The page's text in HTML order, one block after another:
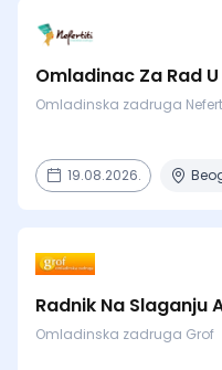
Omladinac Za Rad
Omladinska zadruga
19.08.2026.
Radnik Na Slaganju
Omladinska zadruga Grof